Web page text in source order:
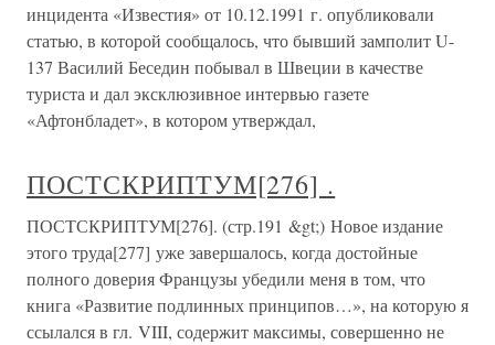
инцидента «Известия» от 10.12.1991 г. опубликовали
статью, в которой сообщалось, что бывший замполит U-
137 Василий Беседин побывал в Швеции в качестве
туриста и дал эксклюзивное интервью газете
«Афтонбладет», в котором утверждал,
ПОСТСКРИПТУМ[276] .
ПОСТСКРИПТУМ[276]. (стр.191 &gt;) Новое издание
этого труда[277] уже завершалось, когда достойные
полного доверия Французы убедили меня в том, что
книга «Развитие подлинных принципов…», на которую я
ссылался в гл. VIII, содержит максимы, совершенно не